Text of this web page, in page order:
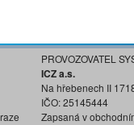
PROVOZOVATEL
ICZ a.s.
Na hřebenech II
IČO: 25145444
Zapsaná v